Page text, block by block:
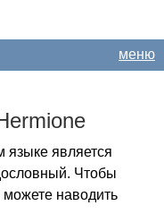
меню
языке является
Чтобы
наводить